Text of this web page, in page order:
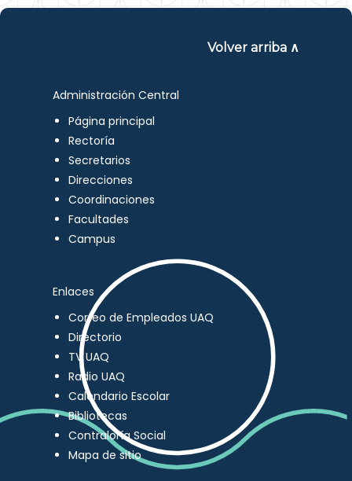
Volver arriba ∧
Administración Central
Página principal
Rectoría
Secretarios
Direcciones
Coordinaciones
Facultades
Campus
Enlaces
Correo de Empleados UAQ
Directorio
TV UAQ
Radio UAQ
Calendario Escolar
Bibliotecas
Contraloría Social
Mapa de sitio